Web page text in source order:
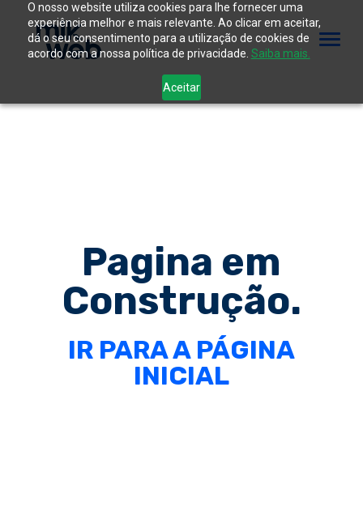
O nosso website utiliza cookies para lhe fornecer uma
experiência melhor e mais relevante. Ao clicar em aceitar,
dá o seu consentimento para a utilização de cookies de
acordo com a nossa política de privacidade. Saiba mais.
Aceitar
Pagina em
Construção.
IR PARA A PÁGINA
INICIAL